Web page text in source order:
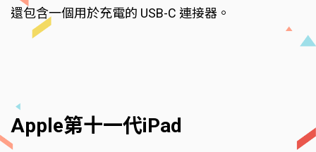
還包含一個用於充電的 USB-C 連接器。
Apple第十一代iPad